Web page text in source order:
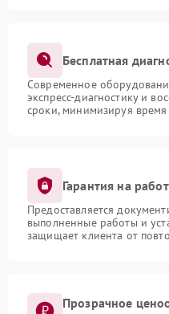
Бесплатная
Современное
экспресс-диагностику и
сроки, минимизируя время
Гарантия на
Предоставляется
выполненные работы и
защищает клиента от
Прозрачное